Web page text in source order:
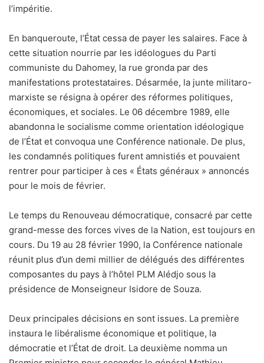
l’impéritie.
En banqueroute, l’État cessa de payer les salaires. Face à
cette situation nourrie par les idéologues du Parti
communiste du Dahomey, la rue gronda par des
manifestations protestataires. Désarmée, la junte militaro-
marxiste se résigna à opérer des réformes politiques,
économiques, et sociales. Le 06 décembre 1989, elle
abandonna le socialisme comme orientation idéologique
de l’État et convoqua une Conférence nationale. De plus,
les condamnés politiques furent amnistiés et pouvaient
rentrer pour participer à ces « États généraux » annoncés
pour le mois de février.
Le temps du Renouveau démocratique, consacré par cette
grand-messe des forces vives de la Nation, est toujours en
cours. Du 19 au 28 février 1990, la Conférence nationale
réunit plus d’un demi millier de délégués des différentes
composantes du pays à l’hôtel PLM Alédjo sous la
présidence de Monseigneur Isidore de Souza.
Deux principales décisions en sont issues. La première
instaura le libéralisme économique et politique, la
démocratie et l’État de droit. La deuxième nomma un